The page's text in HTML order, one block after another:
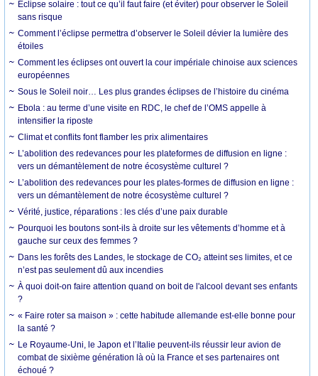
Éclipse solaire : tout ce qu’il faut faire (et éviter) pour observer le Soleil
sans risque
Comment l’éclipse permettra d’observer le Soleil dévier la lumière des
étoiles
Comment les éclipses ont ouvert la cour impériale chinoise aux sciences
européennes
Sous le Soleil noir… Les plus grandes éclipses de l’histoire du cinéma
Ebola : au terme d’une visite en RDC, le chef de l’OMS appelle à
intensifier la riposte
Climat et conflits font flamber les prix alimentaires
L’abolition des redevances pour les plateformes de diffusion en ligne :
vers un démantèlement de notre écosystème culturel ?
L’abolition des redevances pour les plates-formes de diffusion en ligne :
vers un démantèlement de notre écosystème culturel ?
Vérité, justice, réparations : les clés d’une paix durable
Pourquoi les boutons sont-ils à droite sur les vêtements d’homme et à
gauche sur ceux des femmes ?
Dans les forêts des Landes, le stockage de CO₂ atteint ses limites, et ce
n’est pas seulement dû aux incendies
À quoi doit-on faire attention quand on boit de l'alcool devant ses enfants
?
« Faire roter sa maison » : cette habitude allemande est-elle bonne pour
la santé ?
Le Royaume-Uni, le Japon et l’Italie peuvent-ils réussir leur avion de
combat de sixième génération là où la France et ses partenaires ont
échoué ?